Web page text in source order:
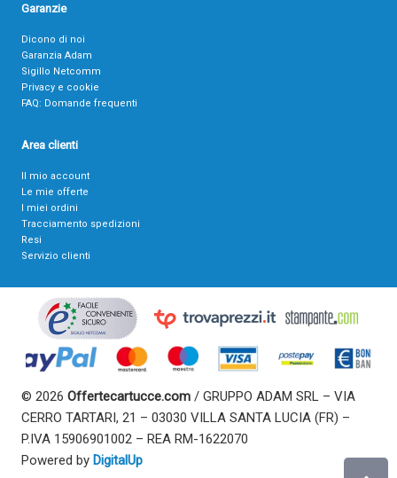
Garanzie
Dicono di noi
Garanzia Adam
Sigillo Netcomm
Privacy e cookie
FAQ: Domande frequenti
Area clienti
Il mio account
Le mie offerte
I miei ordini
Tracciamento spedizioni
Resi
Servizio clienti
© 2026 Offertecartucce.com / GRUPPO ADAM SRL – VIA
CERRO TARTARI, 21 – 03030 VILLA SANTA LUCIA (FR) –
P.IVA 15906901002 – REA RM-1622070
Powered by DigitalUp